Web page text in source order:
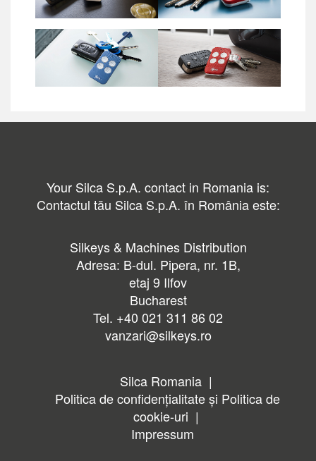
Your Silca S.p.A. contact in Romania is:
Contactul tău Silca S.p.A. în România este:
Silkeys & Machines Distribution
Adresa: B-dul. Pipera, nr. 1B,
etaj 9 Ilfov
Bucharest
Tel. +40 021 311 86 02
vanzari@silkeys.ro
Silca Romania
Politica de confidențialitate și Politica de
cookie-uri
Impressum